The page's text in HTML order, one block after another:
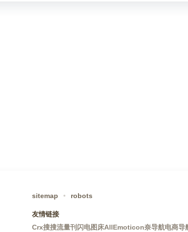
sitemap robots
友情链接
Crx搜搜流量刊 闪电图床AllEmoticon奈导航电商导